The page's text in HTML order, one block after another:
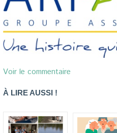
Voir le commentaire
À LIRE AUSSI !